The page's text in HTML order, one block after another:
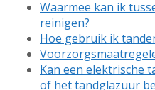
Waarmee kan ik
reinigen?
Hoe gebruik ik
Kan een elektrische
of het tandglazuur